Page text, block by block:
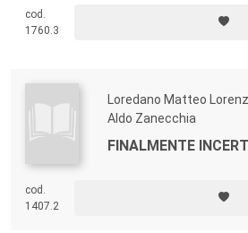
cod.
1760.3
Loredano Matteo
Aldo Zanecchia
FINALMENTE
cod.
1407.2